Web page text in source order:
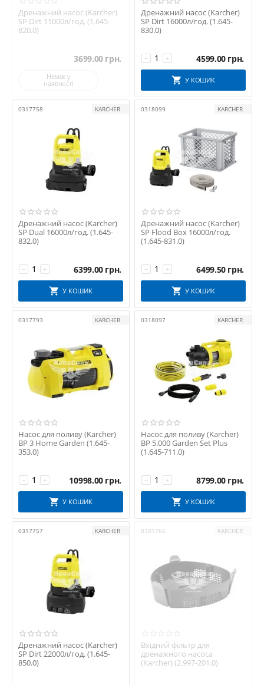
Вхідні фільтри
Насоси з розширеними наборами (Set Plus, Flood Box)
Переваги насосів KARCHER:
Енергоефективність і захист від сухого ходу
Зручність у встановленні та транспортуванні
Моделі з різними режимами роботи — автоматичні, ручні,
комбіновані
Підходять для побутового і господарського застосування
KARCHER — перевірені рішення для водних задач у
Дренажний насос (Karcher)
SP Dirt 11000л/год. (1.645-
820.0)
3699.00 грн.
Немає у
наявності
Дренажний насос (Karcher)
SP Dirt 16000л/год. (1.645-
830.0)
+
− 4599.00 грн.
У КОШИК
0317758 KARCHER
Дренажний насос (Karcher)
SP Dual 16000л/год. (1.645-
832.0)
+
− 6399.00 грн.
У КОШИК
0318099 KARCHER
Дренажний насос (Karcher)
SP Flood Box 16000л/год.
(1.645-831.0)
+
− 6499.50 грн.
У КОШИК
0317793 KARCHER
Насос для поливу (Karcher)
BP 3 Home Garden (1.645-
353.0)
+
− 10998.00 грн.
У КОШИК
0318097 KARCHER
Насос для поливу (Karcher)
BP 5.000 Garden Set Plus
(1.645-711.0)
+
− 8799.00 грн.
У КОШИК
0317757 KARCHER
Дренажний насос (Karcher)
SP Dirt 22000л/год. (1.645-
850.0)
0301766 KARCHER
Вхідний фільтр для
дренажного насоса
(Karcher) (2.997-201.0)